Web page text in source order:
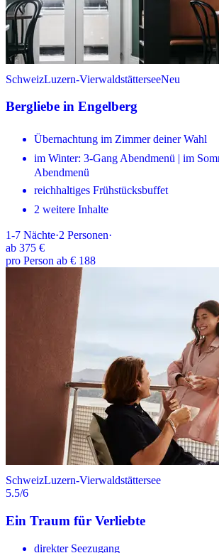
SchweizLuzern-VierwaldstätterseeNeu
Bergliebe in Engelberg
Übernachtung im Zimmer deiner Wahl
im Winter: 3-Gang Abendmenü | im
Abendmenü
reichhaltiges Frühstücksbuffet
2 weitere Inhalte
1-7 Nächte·2 Personen·
ab 375 €
pro Person ab € 188
SchweizLuzern-Vierwaldstättersee
5.5/6
Ein Traum für Verliebte
direkter Seezugang